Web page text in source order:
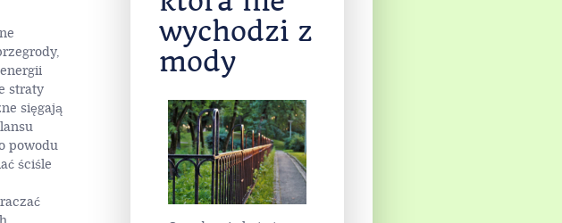
Ogrodzenia
kute –
klasyczna
elegancja,
która nie
wychodzi z
mody